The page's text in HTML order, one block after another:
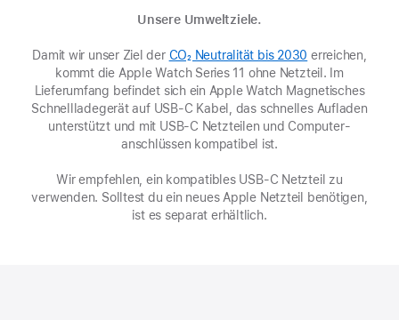
Unsere Umweltziele.
Damit wir unser Ziel der CO₂ Neutralität bis 2030 (Öffnet
ein
neues
Fenster)
erreichen,
kommt die Apple Watch Series 11 ohne Netzteil. Im
Lieferumfang befindet sich ein Apple Watch Magnetisches
Schnell­ladegerät auf USB-C Kabel, das schnelles Aufladen
unterstützt und mit USB-C Netzteilen und Computer­
anschlüssen kompatibel ist.
Wir empfehlen, ein kompatibles USB‑C Netzteil zu
verwenden. Solltest du ein neues Apple Netzteil benötigen,
ist es separat erhältlich.